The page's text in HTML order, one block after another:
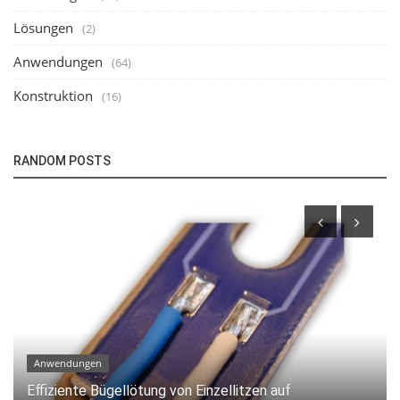
Lösungen (2)
Anwendungen (64)
Konstruktion (16)
RANDOM POSTS
Anwendungen